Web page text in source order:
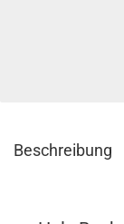
Beschreibung